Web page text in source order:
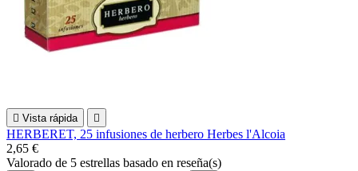
 Vista rápida 
HERBERET, 25 infusiones de herbero Herbes l'Alcoia
2,65 €
Valorado de 5 estrellas basado en reseña(s)